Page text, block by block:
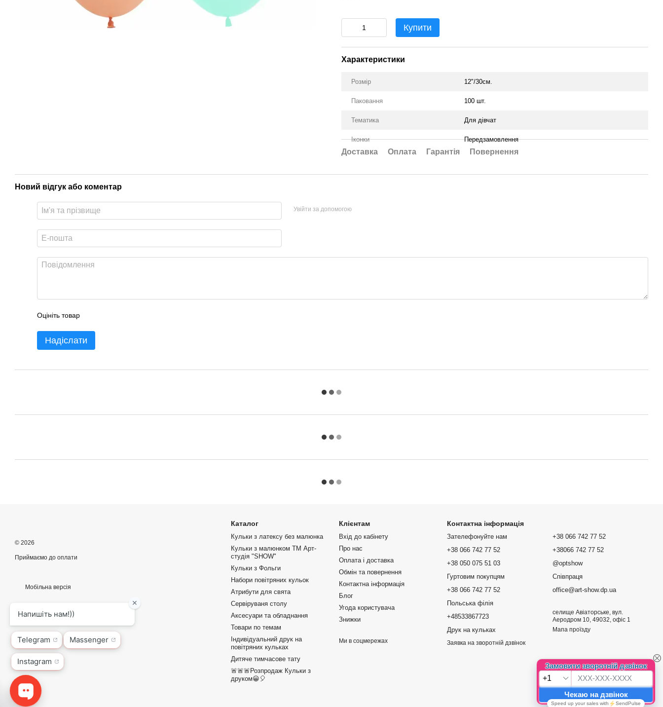
Купити
Характеристики
Розмір 12"/30см.
Паковання 100 шт.
Тематика Для дівчат
Іконки Передзамовлення
Доставка Оплата Гарантія Повернення
Новий відгук або коментар
Увійти за допомогою
Оцініть товар
Надіслати
© 2026
Приймаємо до оплати
Мобільна версія
Каталог
Кульки з латексу без малюнка
Кульки з малюнком ТМ Арт-
студія "SHOW"
Кульки з Фольги
Набори повітряних кульок
Атрибути для свята
Сервіруваня столу
Аксесуари та обладнання
Товари по темам
Індивідуальний друк на
повітряних кульках
Дитяче тимчасове тату
🚨🚨🚨Розпродаж Кульки з
друком😀🎈
Клієнтам
Вхід до кабінету
Про нас
Оплата і доставка
Обмін та повернення
Контактна інформація
Блог
Угода користувача
Знижки
Ми в соцмережах
Контактна інформація
Зателефонуйте нам
+38 066 742 77 52
+38 050 075 51 03
Гуртовим покупцям
+38 066 742 77 52
Польська філія
+48533867723
Друк на кульках
Заявка на зворотній дзвінок
+38 066 742 77 52
+38066 742 77 52
@optshow
Співпраця
office@art-show.dp.ua
селище Авіаторське, вул.
Аеродром 10, 49032, офіс 1
Мапа проїзду